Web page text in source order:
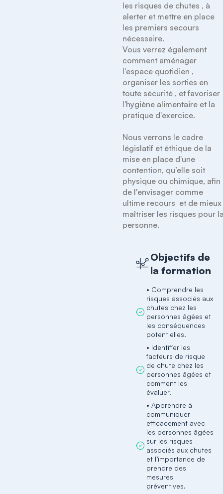
les risques de chutes , à
alerter et mettre en place
les premiers secours
nécessaire.
Vous verrez également
comment aménager
l'espace quotidien ,
organiser les sorties en
toute sécurité , et favoriser
l'hygiène alimentaire et la
pratique d'exercice.
Nous verrons le cadre
législatif et éthique de la
mise en place d'une
contention, qu’elle soit
physique ou chimique, afin
de l'envisager comme
ultime recours  et de mieux
maîtriser les risques pour
Objectifs de
la formation
• Comprendre les
risques associés aux
chutes chez les
personnes âgées et
les conséquences
potentielles.
• Identifier les
facteurs de risque
de chute chez les
personnes âgées et
comment les
évaluer.
• Apprendre à
communiquer
efficacement avec
les personnes âgées
sur les risques
associés aux chutes
et l’importance de
prendre des
mesures
préventives.